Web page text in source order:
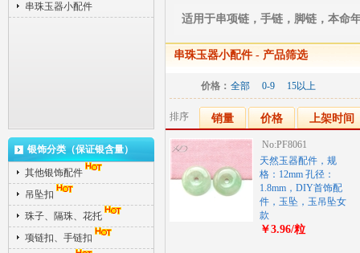
串珠玉器小配件
银饰分类（保证银含量）
其他银饰配件
吊坠扣
珠子、隔珠、花托
项链扣、手链扣
适用于串项链，手链，脚链，本
串珠玉器小配件- 产品筛选
价格： 全部 0-9 15以上
排序 销量 价格 上架时间
No:PF8061
天然玉器配件，规
格：12mm 孔径：
1.8mm，DIY首饰配
件，玉坠，玉吊坠女
款
￥3.96/粒